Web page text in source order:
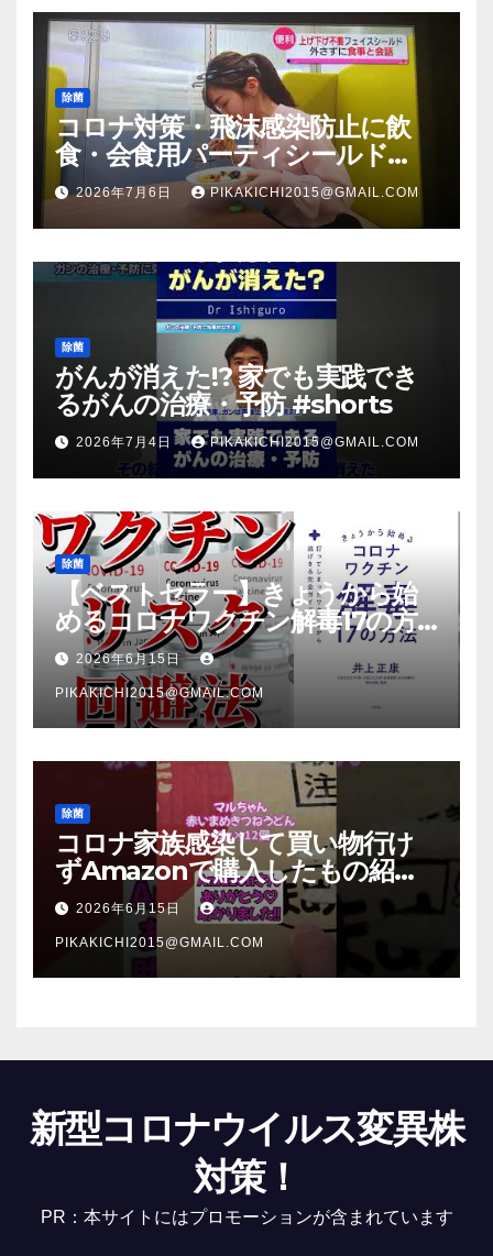
除菌
コロナ対策・飛沫感染防止に飲
食・会食用パーティシールド
（マスク会食代替品）ＦＢＣ福井
放送のＴＶ番組での紹介映像
2026年7月6日 PIKAKICHI2015@GMAIL.COM
除菌
がんが消えた!? 家でも実践でき
るがんの治療・予防 #shorts
2026年7月4日 PIKAKICHI2015@GMAIL.COM
除菌
【ベストセラー】きょうから始
めるコロナワクチン解毒17の方
法【本要約】
2026年6月15日
PIKAKICHI2015@GMAIL.COM
除菌
コロナ家族感染して買い物行け
ずAmazonで購入したもの紹
介 #Shorts
2026年6月15日
PIKAKICHI2015@GMAIL.COM
新型コロナウイルス変異株
対策！
PR：本サイトにはプロモーションが含まれています